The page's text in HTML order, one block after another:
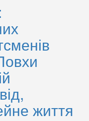
життя